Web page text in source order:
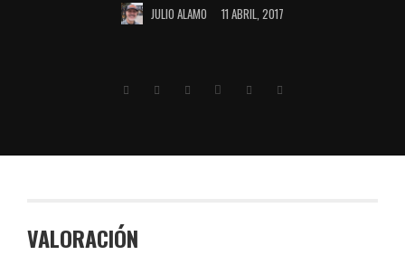
JULIO ALAMO 11 ABRIL, 2017
VALORACIÓN